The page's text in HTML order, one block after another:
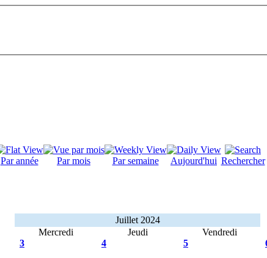
Par année Par mois Par semaine Aujourd'hui Rechercher
Juillet 2024
Mercredi Jeudi Vendredi
3 4 5